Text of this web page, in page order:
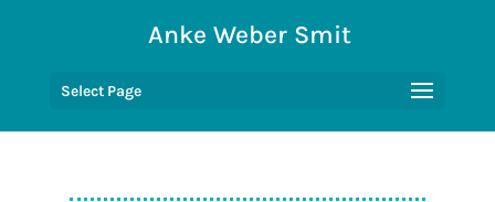
Anke Weber Smit
Select Page